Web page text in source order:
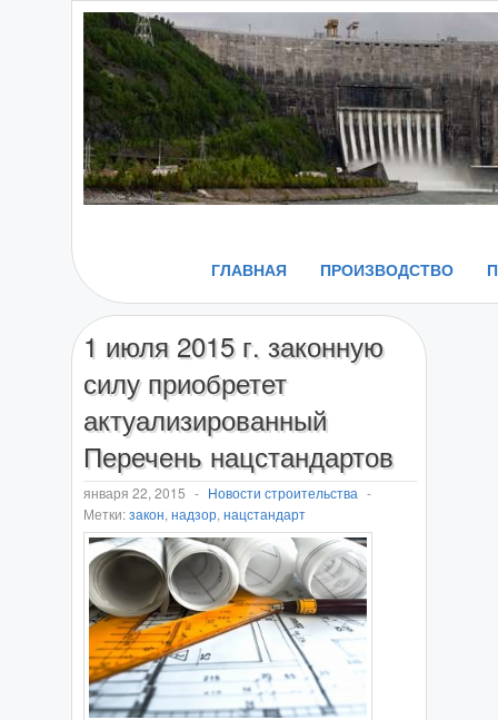
ГЛАВНАЯ ПРОИЗВОДСТВО
1 июля 2015 г. законную
силу приобретет
актуализированный
Перечень нацстандартов
января 22, 2015 - Новости строительства -
Метки:закон, надзор, нацстандарт